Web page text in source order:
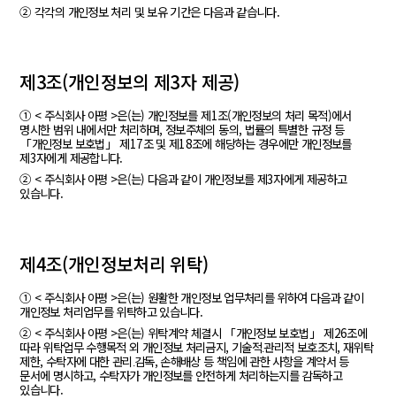
② 각각의 개인정보 처리 및 보유 기간은 다음과 같습니다.
제3조(개인정보의 제3자 제공)
① < 주식회사 아평 >은(는) 개인정보를 제1조(개인정보의 처리 목적)에서
명시한 범위 내에서만 처리하며, 정보주체의 동의, 법률의 특별한 규정 등
「개인정보 보호법」 제17조 및 제18조에 해당하는 경우에만 개인정보를
제3자에게 제공합니다.
② < 주식회사 아평 >은(는) 다음과 같이 개인정보를 제3자에게 제공하고
있습니다.
제4조(개인정보처리 위탁)
① < 주식회사 아평 >은(는) 원활한 개인정보 업무처리를 위하여 다음과 같이
개인정보 처리업무를 위탁하고 있습니다.
② < 주식회사 아평 >은(는) 위탁계약 체결시 「개인정보 보호법」 제26조에
따라 위탁업무 수행목적 외 개인정보 처리금지, 기술적․관리적 보호조치, 재위탁
제한, 수탁자에 대한 관리․감독, 손해배상 등 책임에 관한 사항을 계약서 등
문서에 명시하고, 수탁자가 개인정보를 안전하게 처리하는지를 감독하고
있습니다.